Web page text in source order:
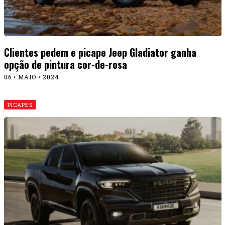
Clientes pedem e picape Jeep Gladiator ganha
opção de pintura cor-de-rosa
06 • MAIO • 2024
PICAPES